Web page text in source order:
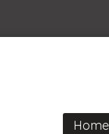
Home